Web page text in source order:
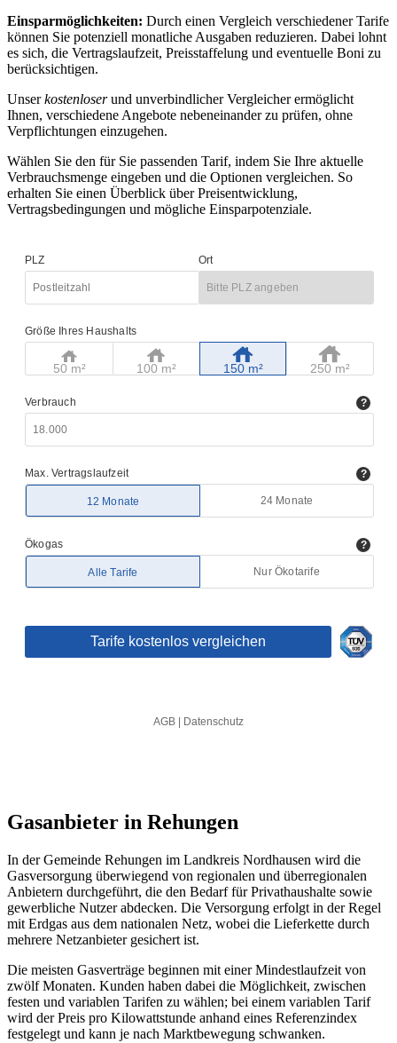
Einsparmöglichkeiten: Durch einen Vergleich verschiedener Tarife
können Sie potenziell monatliche Ausgaben reduzieren. Dabei lohnt
es sich, die Vertragslaufzeit, Preisstaffelung und eventuelle Boni zu
berücksichtigen.
Unserkostenloserund unverbindlicher Vergleicher ermöglicht
Ihnen, verschiedene Angebote nebeneinander zu prüfen, ohne
Verpflichtungen einzugehen.
Wählen Sie den für Sie passenden Tarif, indem Sie Ihre aktuelle
Verbrauchsmenge eingeben und die Optionen vergleichen. So
erhalten Sie einen Überblick über Preisentwicklung,
Vertragsbedingungen und mögliche Einsparpotenziale.
Gasanbieter in Rehungen
In der Gemeinde Rehungen im Landkreis Nordhausen wird die
Gasversorgung überwiegend von regionalen und überregionalen
Anbietern durchgeführt, die den Bedarf für Privathaushalte sowie
gewerbliche Nutzer abdecken. Die Versorgung erfolgt in der Regel
mit Erdgas aus dem nationalen Netz, wobei die Lieferkette durch
mehrere Netzanbieter gesichert ist.
Die meisten Gasverträge beginnen mit einer Mindestlaufzeit von
zwölf Monaten. Kunden haben dabei die Möglichkeit, zwischen
festen und variablen Tarifen zu wählen; bei einem variablen Tarif
wird der Preis pro Kilowattstunde anhand eines Referenzindex
festgelegt und kann je nach Marktbewegung schwanken.